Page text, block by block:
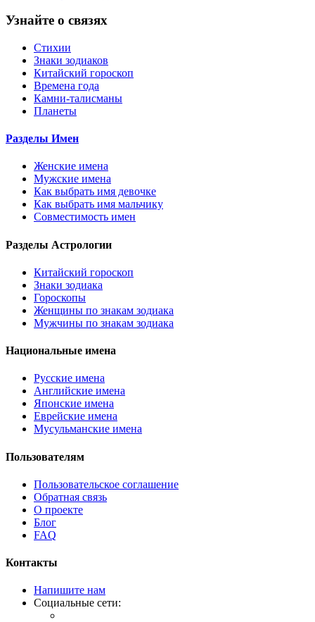
Узнайте о связях
Стихии
Знаки зодиаков
Китайский гороскоп
Времена года
Камни-талисманы
Планеты
Разделы Имен
Женские имена
Мужские имена
Как выбрать имя девочке
Как выбрать имя мальчику
Совместимость имен
Разделы Астрологии
Китайский гороскоп
Знаки зодиака
Гороскопы
Женщины по знакам зодиака
Мужчины по знакам зодиака
Национальные имена
Русские имена
Английские имена
Японские имена
Еврейские имена
Мусульманские имена
Пользователям
Пользовательское соглашение
Обратная связь
О проекте
Блог
FAQ
Контакты
Напишите нам
Социальные сети: